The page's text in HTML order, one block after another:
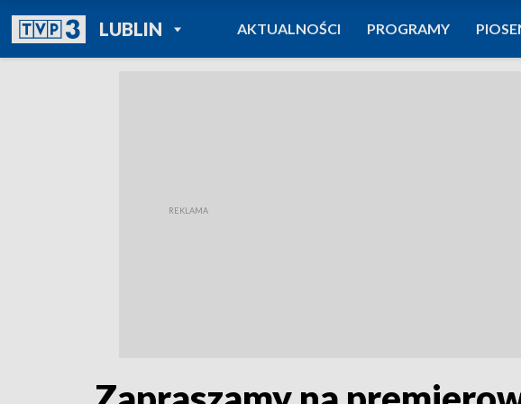
LUBLINPOWRÓT DO
TVP REGIONY
AKTUALNOŚCI PROGRAMY